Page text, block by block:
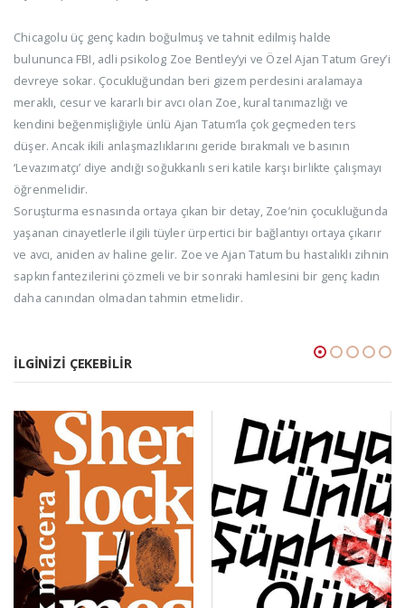
Chicagolu üç genç kadın boğulmuş ve tahnit edilmiş halde
bulununca FBI, adli psikolog Zoe Bentley’yi ve Özel Ajan Tatum Grey’i
devreye sokar. Çocukluğundan beri gizem perdesini aralamaya
meraklı, cesur ve kararlı bir avcı olan Zoe, kural tanımazlığı ve
kendini beğenmişliğiyle ünlü Ajan Tatum’la çok geçmeden ters
düşer. Ancak ikili anlaşmazlıklarını geride bırakmalı ve basının
‘Levazımatçı’ diye andığı soğukkanlı seri katile karşı birlikte çalışmayı
öğrenmelidir.
Soruşturma esnasında ortaya çıkan bir detay, Zoe’nin çocukluğunda
yaşanan cinayetlerle ilgili tüyler ürpertici bir bağlantıyı ortaya çıkarır
ve avcı, aniden av haline gelir. Zoe ve Ajan Tatum bu hastalıklı zihnin
sapkın fantezilerini çözmeli ve bir sonraki hamlesini bir genç kadın
daha canından olmadan tahmin etmelidir.
İLGINIZI ÇEKEBILIR